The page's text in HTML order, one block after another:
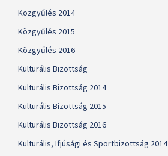
Közgyűlés 2014
Közgyűlés 2015
Közgyűlés 2016
Kulturális Bizottság
Kulturális Bizottság 2014
Kulturális Bizottság 2015
Kulturális Bizottság 2016
Kulturális, Ifjúsági és Sportbizottság 2014